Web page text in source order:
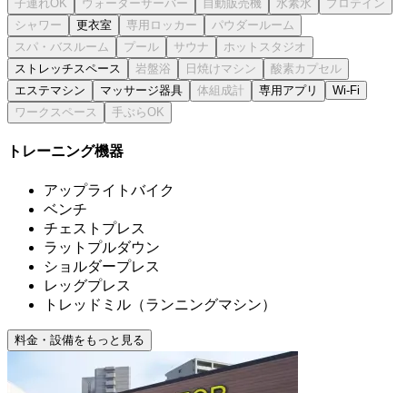
更衣室
ストレッチスペース
エステマシン
マッサージ器具 専用アプリ Wi-Fi
トレーニング機器
アップライトバイク
ベンチ
チェストプレス
ラットプルダウン
ショルダープレス
レッグプレス
トレッドミル（ランニングマシン）
料金・設備をもっと見る